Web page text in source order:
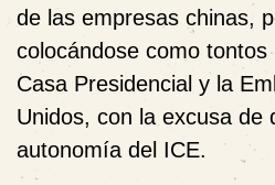
de las empresas chinas,
colocándose como
Casa Presidencial y la
Unidos, con la excusa de
autonomía del ICE.